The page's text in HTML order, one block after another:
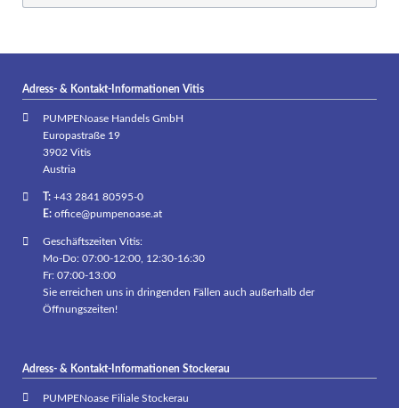
Adress- & Kontakt-Informationen Vitis
PUMPENoase Handels GmbH
Europastraße 19
3902 Vitis
Austria
T:+43 2841 80595-0
E: office@pumpenoase.at
Geschäftszeiten Vitis:
Mo-Do: 07:00-12:00, 12:30-16:30
Fr: 07:00-13:00
Sie erreichen uns in dringenden Fällen auch außerhalb der
Öffnungszeiten!
Adress- & Kontakt-Informationen Stockerau
PUMPENoase Filiale Stockerau